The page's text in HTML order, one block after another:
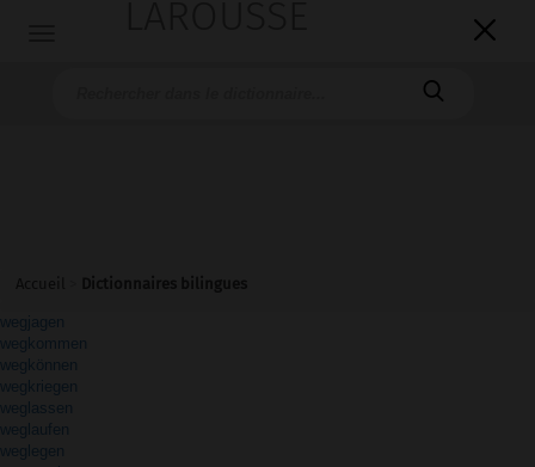


wegjagen
wegkommen
wegkönnen
wegkriegen
weglassen
weglaufen
weglegen